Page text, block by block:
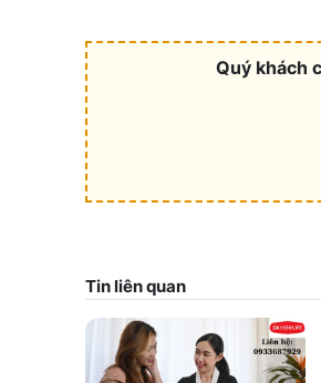
Quý khách
Tin liên quan